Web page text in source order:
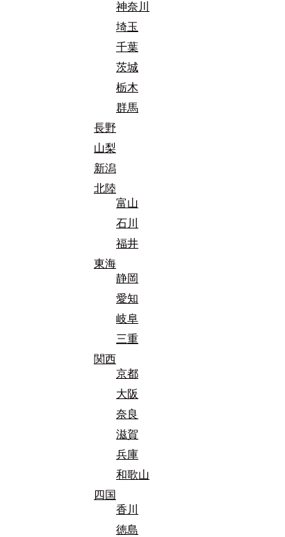
神奈川
埼玉
千葉
茨城
栃木
群馬
長野
山梨
新潟
北陸
富山
石川
福井
東海
静岡
愛知
岐阜
三重
関西
京都
大阪
奈良
滋賀
兵庫
和歌山
四国
香川
徳島